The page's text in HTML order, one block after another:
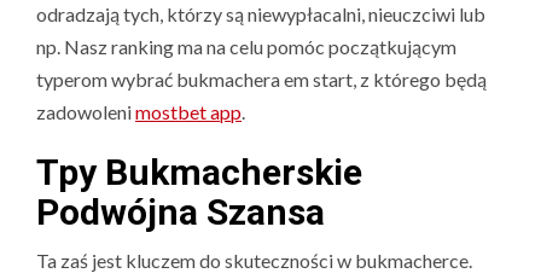
odradzają tych, którzy są niewypłacalni, nieuczciwi lub
np. Nasz ranking ma na celu pomóc początkującym
typerom wybrać bukmachera em start, z którego będą
zadowolenimostbet app.
Tpy Bukmacherskie
Podwójna Szansa
Ta zaś jest kluczem do skuteczności w bukmacherce.